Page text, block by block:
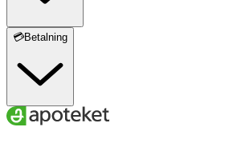
Chloride, Citric Acid, Fragrance
Chlorphenesin, Sodium Salicylate,
Coconut Acid, Sodium
Isopropanolamine, Maltodextrin,
Butylene Glycol, Lactic Acid, Disodium
💳Betalning